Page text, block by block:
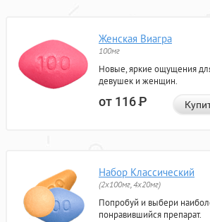
Женская Виагра
100мг
Новые, яркие ощущения
девушек и женщин.
от 116Р
Набор Классический
(2x100мг, 4x20мг)
Попробуй и выбери
понравившийся препарат.